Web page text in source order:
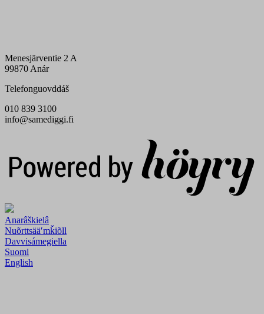
Menesjärventie 2 A
99870 Anár
Telefonguovddáš
010 839 3100
info@samediggi.fi
Anarâškielâ
Nuõrttsääʹmǩiõll
Davvisámegiella
Suomi
English